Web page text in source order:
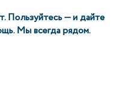
Пользуйтесь — и дайте
Мы всегда рядом.